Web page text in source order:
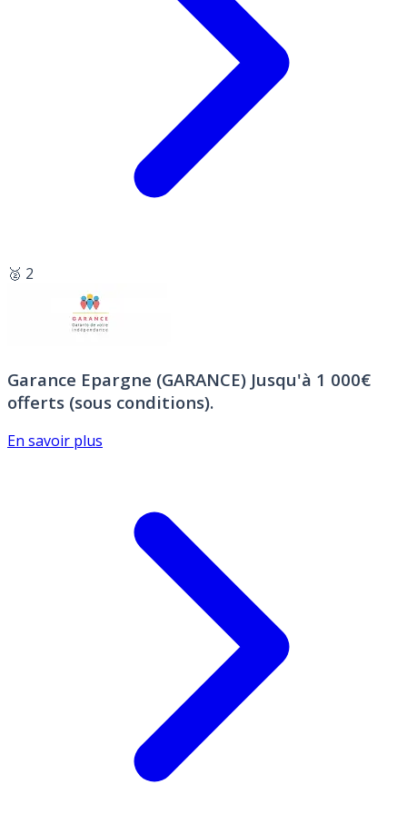
🥈 2
Garance Epargne (GARANCE) Jusqu'à 1 000€
offerts (sous conditions).
En savoir plus